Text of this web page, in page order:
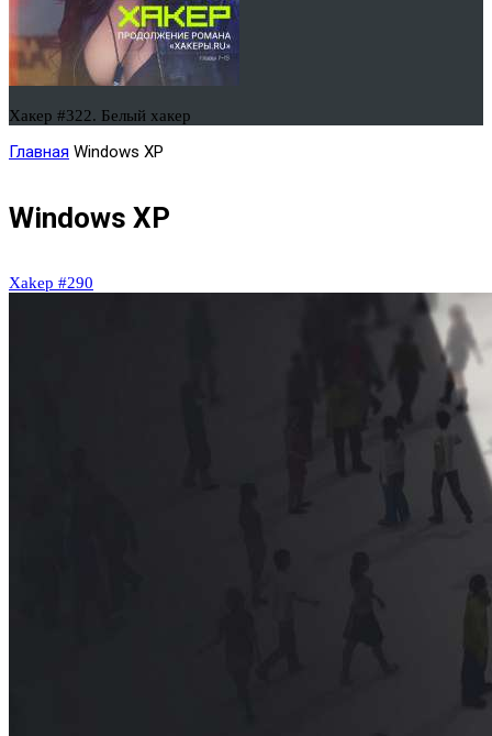
Хакер #322. Белый хакер
Главная Windows XP
Windows XP
Xakep #290